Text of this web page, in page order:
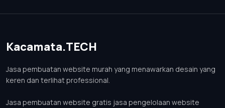
Kacamata.TECH
Jasa pembuatan website murah yang menawarkan desain yang
keren dan terlihat professional.
Jasa pembuatan website gratis jasa pengelolaan website